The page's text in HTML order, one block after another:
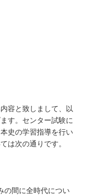
容と致しまして、以
す。センター試験に
史の学習指導を行い
は次の通りです。
間に全時代につい